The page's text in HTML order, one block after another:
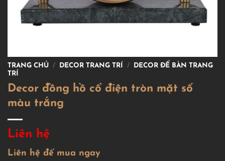
TRANG CHỦ / DECOR TRANG TRÍ /
DECOR ĐỂ BÀN TRANG
TRÍ
Decor đồng hồ cổ điện tròn mặt số
màu trắng
Liên hệ
Liên hệ để mua ngay